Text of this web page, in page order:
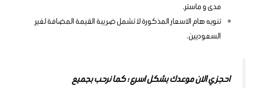
مدى و ماستر.
تنويه هام الاسعار المذكورة لا تشمل ضريبة القيمة المضافة لغير
السعوديين.
احجزي الان موعدك بشكل اسرع ؛ كما نرحب بجميع